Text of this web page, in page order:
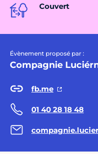
Couvert
Évènement proposé par :
Compagnie
fb.me
01 40 28 18 48